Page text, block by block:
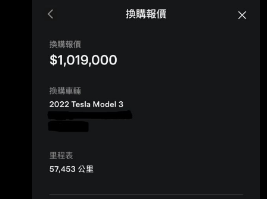
（已經配到車） 目前仍在猶豫要不要交車，故